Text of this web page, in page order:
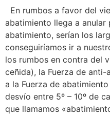
En rumbos a favor del
abatimiento llega a
abatimiento, serían los
conseguiríamos ir a
los rumbos en contra del
ceñida), la Fuerza de
a la Fuerza de
desvío entre 5º – 10º de
que llamamos